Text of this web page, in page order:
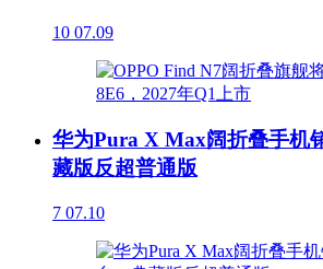
10 07.09
华为Pura X Max阔折叠手机
藏版反超普通版
7 07.10